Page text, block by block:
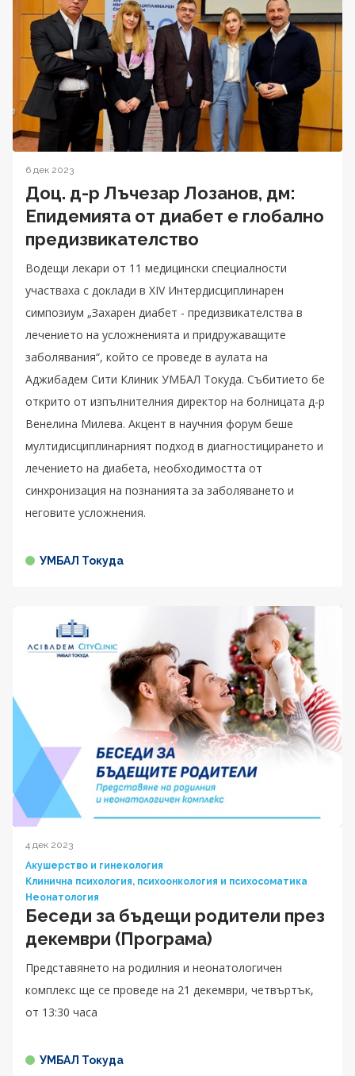
6 дек 2023
Доц. д-р Лъчезар Лозанов, дм:
Eпидемията от диабет е глобално
предизвикателство
Водещи лекари от 11 медицински специалности
участваха с доклади в XIV Интердисциплинарен
симпозиум „Захарен диабет - предизвикателства в
лечението на усложненията и придружаващите
заболявания“, който се проведе в аулата на
Аджибадем Сити Клиник УМБАЛ Токуда. Събитието бе
открито от изпълнителния директор на болницата д-р
Венелина Милева. Акцент в научния форум беше
мултидисциплинарният подход в диагностицирането и
лечението на диабета, необходимостта от
синхронизация на познанията за заболяването и
неговите усложнения.
УМБАЛ Токуда
4 дек 2023
Акушерство и гинекология
Клинична психология, психоонкология и психосоматика
Неонатология
Беседи за бъдещи родители през
декември (Програма)
Представянето на родилния и неонатологичен
комплекс ще се проведе на 21 декември, четвъртък,
от 13:30 часа
УМБАЛ Токуда